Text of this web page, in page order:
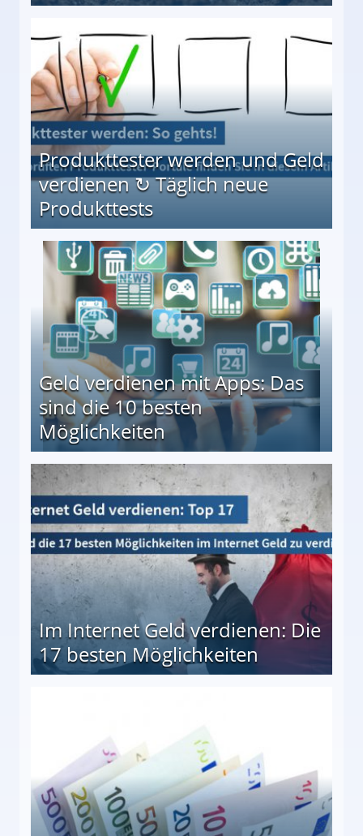
Produkttester werden und Geld
verdienen ↻ Täglich neue
Produkttests
↻ Täglich neue Produkttests
Geld verdienen mit Apps: Das
sind die 10 besten
Möglichkeiten
besten Möglichkeiten
Im Internet Geld verdienen: Die
17 besten Möglichkeiten